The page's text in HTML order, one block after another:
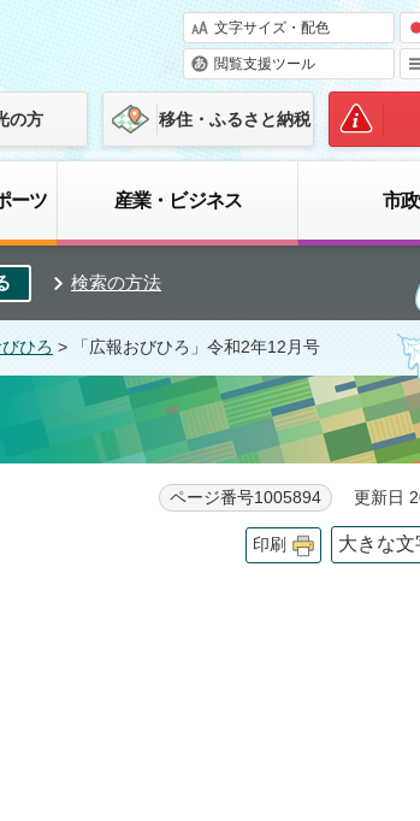
文字サイズ・配色
閲覧支援ツール
の方 移住・ふるさと納税
ーツ 産業・ビジネス 市
検索の方法
ひろ > 「広報おびひろ」令和2年12月号
ページ番号1005894 更新日
印刷 大きな文